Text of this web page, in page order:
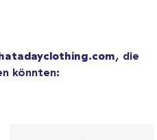
, die
könnten: